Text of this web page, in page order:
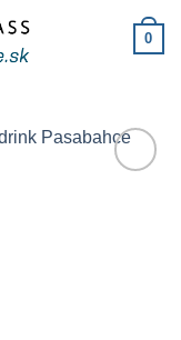
0